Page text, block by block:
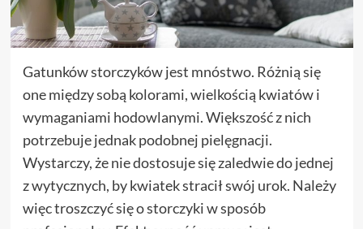
Gatunków storczyków jest mnóstwo. Różnią się
one między sobą kolorami, wielkością kwiatów i
wymaganiami hodowlanymi. Większość z nich
potrzebuje jednak podobnej pielęgnacji.
Wystarczy, że nie dostosuje się zaledwie do jednej
z wytycznych, by kwiatek stracił swój urok. Należy
więc troszczyć się o storczyki w sposób